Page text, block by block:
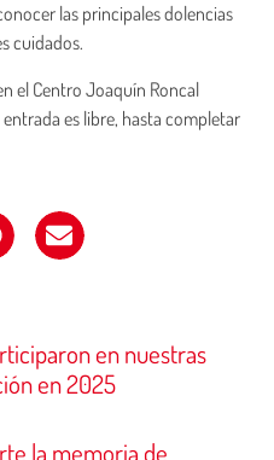
las principales dolencias
cuidados.
el Centro Joaquín Roncal
es libre, hasta completar
en nuestras
en 2025
la memoria de